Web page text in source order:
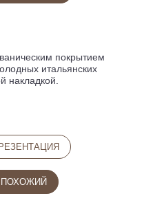
покрытием
итальянских
накладкой.